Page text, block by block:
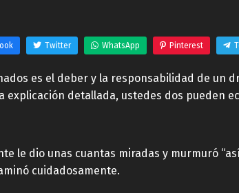
Twitter WhatsApp Pinterest
es el deber y la responsabilidad de un
detallada, ustedes dos pueden
le dio unas cuantas miradas y murmuró
cuidadosamente.